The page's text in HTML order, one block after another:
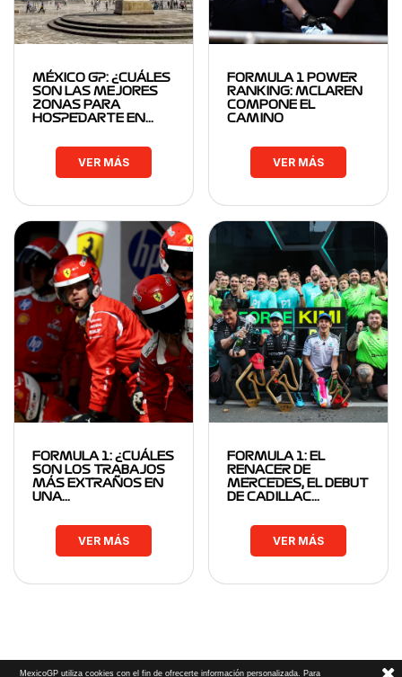
MÉXICO GP: ¿CUÁLES
SON LAS MEJORES
ZONAS PARA
HOSPEDARTE EN…
VER MÁS
FORMULA 1 POWER
RANKING: MCLAREN
COMPONE EL
CAMINO
VER MÁS
FORMULA 1: ¿CUÁLES
SON LOS TRABAJOS
MÁS EXTRAÑOS EN
UNA…
VER MÁS
FORMULA 1: EL
RENACER DE
MERCEDES, EL DEBUT
DE CADILLAC…
VER MÁS
MexicoGP utiliza cookies con el fin de ofrecerte información personalizada. Para